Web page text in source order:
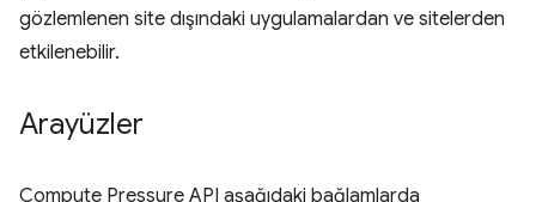
gözlemlenen site dışındaki uygulamalardan ve sitelerden
etkilenebilir.
Arayüzler
Compute Pressure API aşağıdaki bağlamlarda